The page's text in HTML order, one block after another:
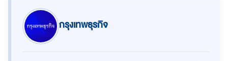
กรุงเทพธุรกิจ